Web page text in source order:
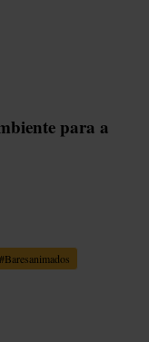
para a
#Baresanimados